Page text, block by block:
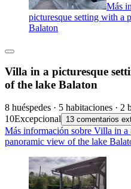
Más
picturesque setting with a
Balaton
Villa in a picturesque
of the lake Balaton
8 huéspedes · 5 habitaciones · 2
10Excepcional 13 comentarios
Más información sobre Villa in a
panoramic view of the lake